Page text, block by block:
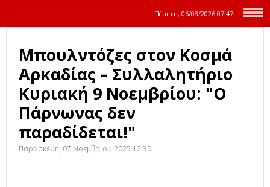
Πέμπτη, 06/08/2026 07:47
Μπουλντόζες στον Κοσμά
Αρκαδίας – Συλλαλητήριο
Κυριακή 9 Νοεμβρίου: "Ο
Πάρνωνας δεν
παραδίδεται!"
Παρασκευή, 07 Νοεμβρίου 2025 12:30